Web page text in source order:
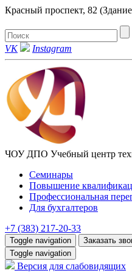
Красный проспект, 82
VK Instagram
ЧОУ ДПО Учебный центр
Семинары
Повышение
Профессиональная
Для бухгалтеров
+7 (383) 217-20-33
Toggle navigation
Заказать
Toggle navigation
Версия для слабовидящих